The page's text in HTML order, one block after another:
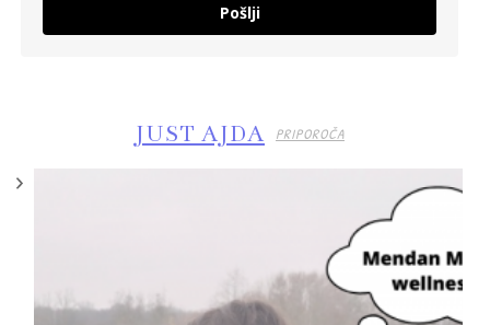
Pošlji
JUST AJDA PRIPOROČA